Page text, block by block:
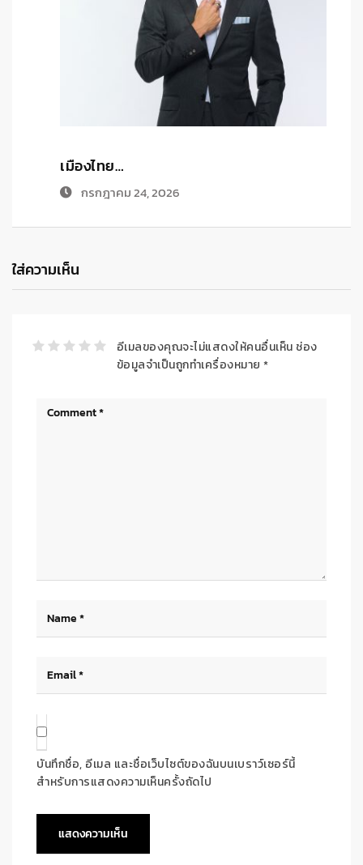
เมืองไทย…
กรกฎาคม 24, 2026
ใส่ความเห็น
อีเมลของคุณจะไม่แสดงให้คนอื่นเห็น ช่อง
ข้อมูลจำเป็นถูกทำเครื่องหมาย *
บันทึกชื่อ, อีเมล และชื่อเว็บไซต์ของฉันบนเบราว์เซอร์นี้
สำหรับการแสดงความเห็นครั้งถัดไป